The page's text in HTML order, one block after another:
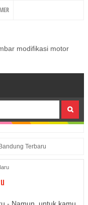
modifikasi motor
Terbaru